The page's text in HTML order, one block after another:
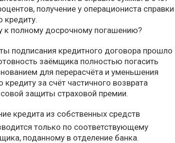
получение у операциониста справки
кредиту.
к полному досрочному погашению?
подписания кредитного договора прошло
заёмщика полностью погасить
для перерасчёта и уменьшения
за счёт частичного возврата
защиты страховой премии.
кредита из собственных средств
только по соответствующему
поданному в отделение банка.